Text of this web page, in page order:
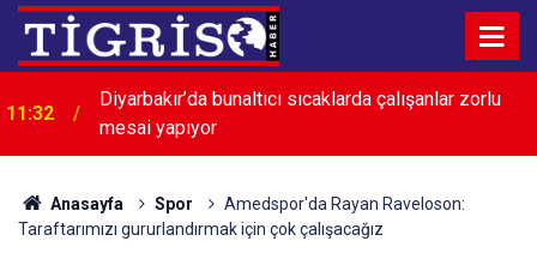
11:20 Diyarbakırlı iki aile arasında kavga: 5 yaralı
Anasayfa Spor
Amedspor'da Rayan Raveloson:
Taraftarımızı gururlandırmak için çok çalışacağız